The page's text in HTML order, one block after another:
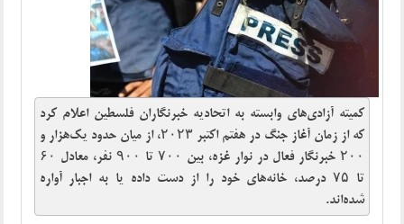
کمیته آزادی‌های وابسته به اتحادیه خبرنگاران فلسطین اعلام کرد
که از زمان آغاز جنگ در هفتم اکتبر ۲۰۲۳، از میان حدود یک‌هزار و
۲۰۰ خبرنگار فعال در نوار غزه، بین ۷۰۰ تا ۹۰۰ نفر، معادل ۶۰
تا ۷۵ درصد، خانه‌های خود را از دست داده یا به اجبار آواره
شده‌اند.